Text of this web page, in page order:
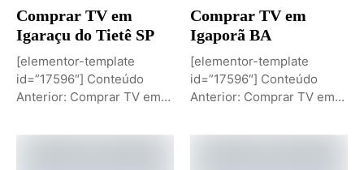
Comprar TV em
Igaraçu do Tietê SP
[elementor-template
id=”17596″] Conteúdo
Anterior: Comprar TV em
Conteúdo: Sobremesa de...
Comprar TV em
Igaporã BA
[elementor-template
id=”17596″] Conteúdo
Anterior: Comprar TV em
Comprar TV...